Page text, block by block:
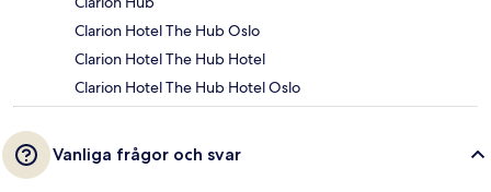
Clarion Hotel The Hub Oslo
Clarion Hotel The Hub Hotel
Clarion Hotel The Hub Hotel Oslo
Vanliga frågor och svar